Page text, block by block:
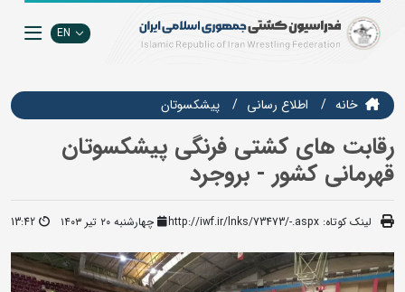
EN
خانه اطلاع رسانی پیشکسوتان
رقابت های کشتی فرنگی پیشکسوتان
قهرمانی کشور - بروجرد
لینک کوتاه: http://iwf.ir/lnks/73473/-.aspx چهارشنبه ۲۰ تیر ۱۴۰۳ 13:42